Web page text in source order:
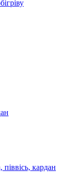
кардан